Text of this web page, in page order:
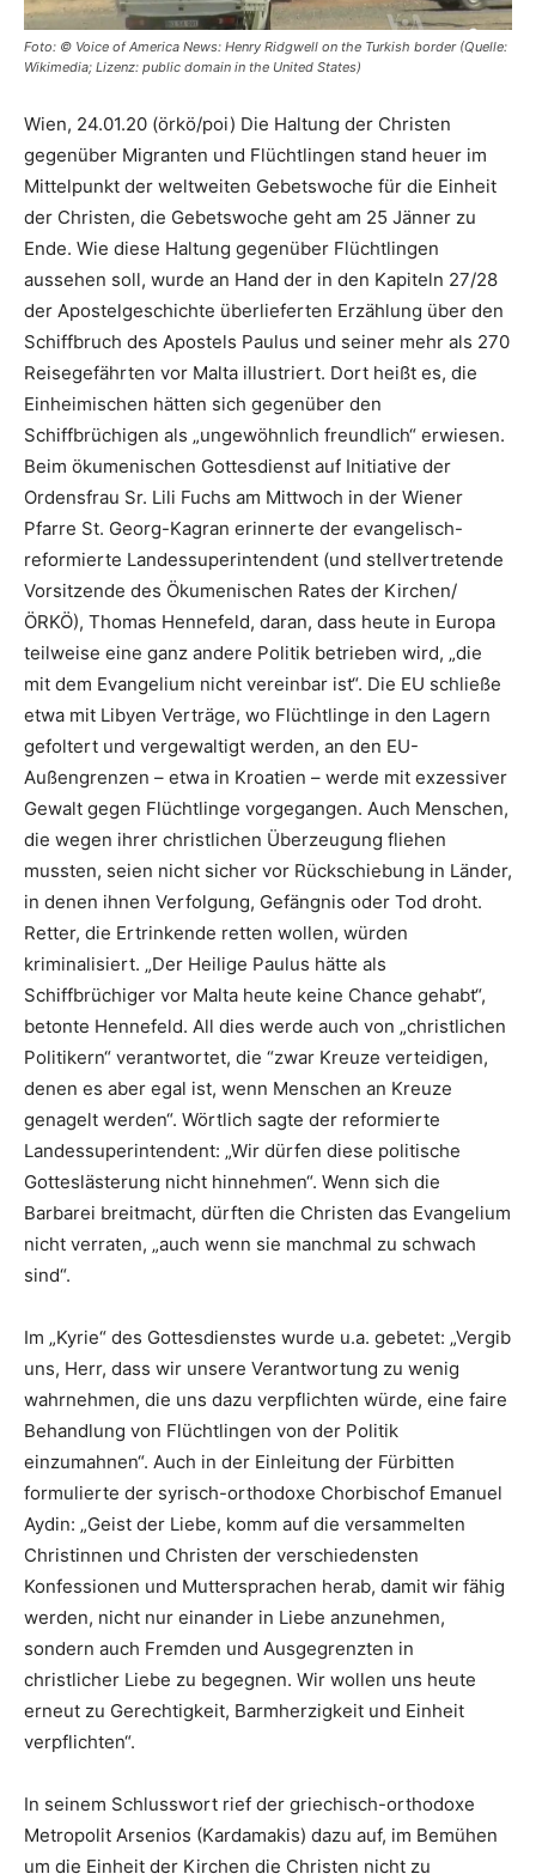
Foto: © Voice of America News: Henry Ridgwell on the Turkish border (Quelle:
Wikimedia; Lizenz: public domain in the United States)
Wien, 24.01.20 (örkö/poi) Die Haltung der Christen
gegenüber Migranten und Flüchtlingen stand heuer im
Mittelpunkt der weltweiten Gebetswoche für die Einheit
der Christen, die Gebetswoche geht am 25 Jänner zu
Ende. Wie diese Haltung gegenüber Flüchtlingen
aussehen soll, wurde an Hand der in den Kapiteln 27/28
der Apostelgeschichte überlieferten Erzählung über den
Schiffbruch des Apostels Paulus und seiner mehr als 270
Reisegefährten vor Malta illustriert. Dort heißt es, die
Einheimischen hätten sich gegenüber den
Schiffbrüchigen als „ungewöhnlich freundlich“ erwiesen.
Beim ökumenischen Gottesdienst auf Initiative der
Ordensfrau Sr. Lili Fuchs am Mittwoch in der Wiener
Pfarre St. Georg-Kagran erinnerte der evangelisch-
reformierte Landessuperintendent (und stellvertretende
Vorsitzende des Ökumenischen Rates der Kirchen/
ÖRKÖ), Thomas Hennefeld, daran, dass heute in Europa
teilweise eine ganz andere Politik betrieben wird, „die
mit dem Evangelium nicht vereinbar ist“. Die EU schließe
etwa mit Libyen Verträge, wo Flüchtlinge in den Lagern
gefoltert und vergewaltigt werden, an den EU-
Außengrenzen – etwa in Kroatien – werde mit exzessiver
Gewalt gegen Flüchtlinge vorgegangen. Auch Menschen,
die wegen ihrer christlichen Überzeugung fliehen
mussten, seien nicht sicher vor Rückschiebung in Länder,
in denen ihnen Verfolgung, Gefängnis oder Tod droht.
Retter, die Ertrinkende retten wollen, würden
kriminalisiert. „Der Heilige Paulus hätte als
Schiffbrüchiger vor Malta heute keine Chance gehabt“,
betonte Hennefeld. All dies werde auch von „christlichen
Politikern“ verantwortet, die “zwar Kreuze verteidigen,
denen es aber egal ist, wenn Menschen an Kreuze
genagelt werden“. Wörtlich sagte der reformierte
Landessuperintendent: „Wir dürfen diese politische
Gotteslästerung nicht hinnehmen“. Wenn sich die
Barbarei breitmacht, dürften die Christen das Evangelium
nicht verraten, „auch wenn sie manchmal zu schwach
sind“.
Im „Kyrie“ des Gottesdienstes wurde u.a. gebetet: „Vergib
uns, Herr, dass wir unsere Verantwortung zu wenig
wahrnehmen, die uns dazu verpflichten würde, eine faire
Behandlung von Flüchtlingen von der Politik
einzumahnen“. Auch in der Einleitung der Fürbitten
formulierte der syrisch-orthodoxe Chorbischof Emanuel
Aydin: „Geist der Liebe, komm auf die versammelten
Christinnen und Christen der verschiedensten
Konfessionen und Muttersprachen herab, damit wir fähig
werden, nicht nur einander in Liebe anzunehmen,
sondern auch Fremden und Ausgegrenzten in
christlicher Liebe zu begegnen. Wir wollen uns heute
erneut zu Gerechtigkeit, Barmherzigkeit und Einheit
verpflichten“.
In seinem Schlusswort rief der griechisch-orthodoxe
Metropolit Arsenios (Kardamakis) dazu auf, im Bemühen
um die Einheit der Kirchen die Christen nicht zu